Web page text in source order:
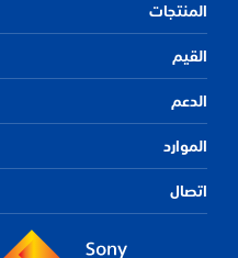
المنتجات
القيم
الدعم
الموارد
اتصال